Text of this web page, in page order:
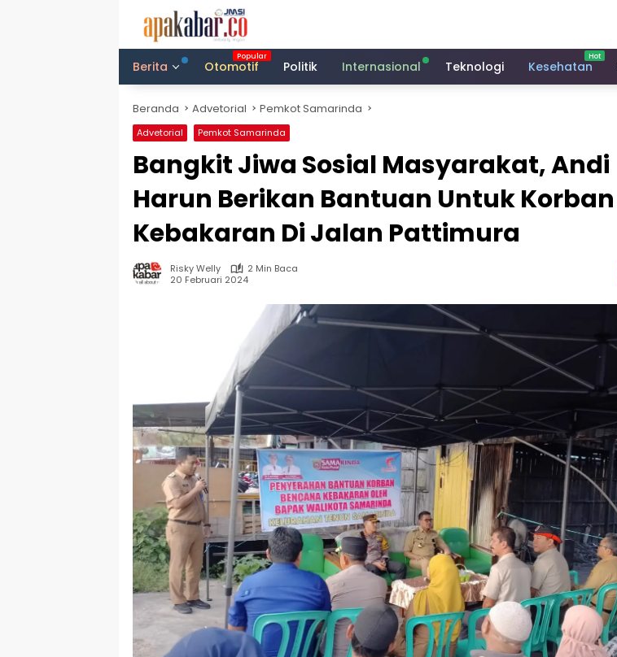
Berita
Otomotif Politik Internasional Teknologi Kesehatan
Beranda Advetorial Pemkot Samarinda
Advetorial Pemkot Samarinda
Bangkit Jiwa Sosial Masyarakat, Andi
Harun Berikan Bantuan Untuk Korban
Kebakaran Di Jalan Pattimura
Risky Welly
2 Min Baca
20 Februari 2024